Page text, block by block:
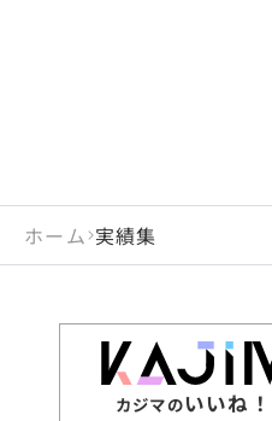
ホーム 実績集
カジマのいいね！